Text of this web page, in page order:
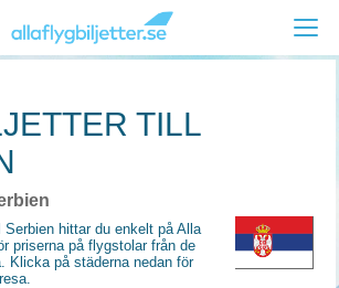
TILL
hittar du enkelt på Alla
priserna på flygstolar från de
Klicka på städerna nedan för